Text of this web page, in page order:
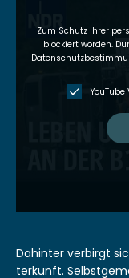
Zum Schutz Ihrer
block­iert wor­den.
Dahin­ter ver­birgt
terkun­ft.